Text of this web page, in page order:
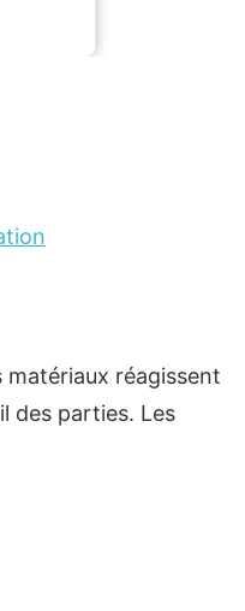
matériaux réagissent
des parties. Les